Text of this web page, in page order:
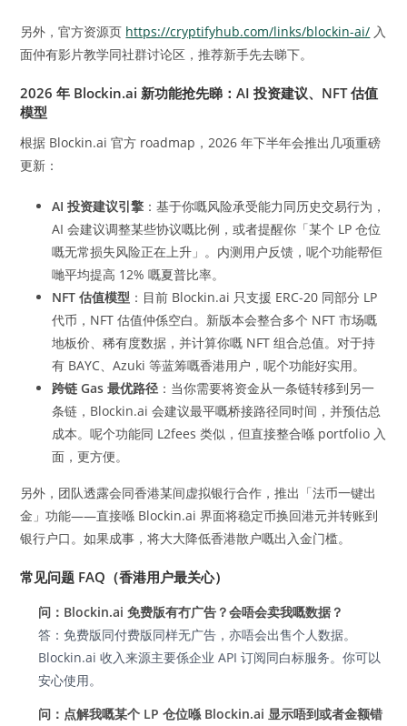
另外，官方资源页 https://cryptifyhub.com/links/blockin-ai/ 入
面仲有影片教学同社群讨论区，推荐新手先去睇下。
2026 年 Blockin.ai 新功能抢先睇：AI 投资建议、NFT 估值
模型
根据 Blockin.ai 官方 roadmap，2026 年下半年会推出几项重磅
更新：
AI 投资建议引擎 ：基于你嘅风险承受能力同历史交易行为，
AI 会建议调整某些协议嘅比例，或者提醒你「某个 LP 仓位
嘅无常损失风险正在上升」。内测用户反馈，呢个功能帮佢
哋平均提高 12% 嘅夏普比率。
NFT 估值模型 ：目前 Blockin.ai 只支援 ERC-20 同部分 LP
代币，NFT 估值仲係空白。新版本会整合多个 NFT 市场嘅
地板价、稀有度数据，并计算你嘅 NFT 组合总值。对于持
有 BAYC、Azuki 等蓝筹嘅香港用户，呢个功能好实用。
跨链 Gas 最优路径 ：当你需要将资金从一条链转移到另一
条链，Blockin.ai 会建议最平嘅桥接路径同时间，并预估总
成本。呢个功能同 L2fees 类似，但直接整合喺 portfolio 入
面，更方便。
另外，团队透露会同香港某间虚拟银行合作，推出「法币一键出
金」功能——直接喺 Blockin.ai 界面将稳定币换回港元并转账到
银行户口。如果成事，将大大降低香港散户嘅出入金门槛。
常见问题 FAQ（香港用户最关心）
问：Blockin.ai 免费版有冇广告？会唔会卖我嘅数据？
答：免费版同付费版同样无广告，亦唔会出售个人数据。
Blockin.ai 收入来源主要係企业 API 订阅同白标服务。你可以
安心使用。
问：点解我嘅某个 LP 仓位喺 Blockin.ai 显示唔到或者金额错